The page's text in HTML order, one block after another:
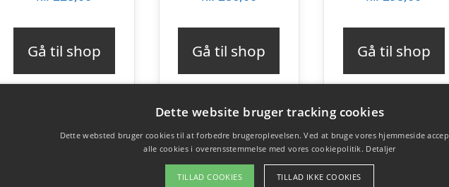
Gå til shop Gå til shop Gå til shop
Dette website bruger tracking cookies
Dette websted bruger cookies til at forbedre brugeroplevelsen. Ved at bruge vores hjemmeside
alle cookies i overensstemmelse med vores cookiepolitik. Detaljer
TILLAD COOKIES TILLAD IKKE COOKIES